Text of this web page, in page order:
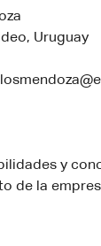
Uruguay
y
de la